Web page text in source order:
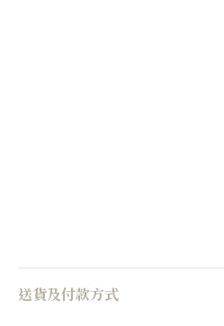
送貨及付款方式